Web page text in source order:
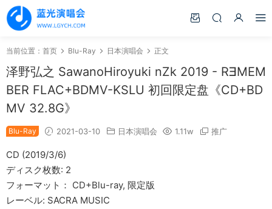
当前位置： 首页 Blu-Ray 日本演唱会 正文
泽野弘之 SawanoHiroyuki nZk 2019 - R∃MEM
BER FLAC+BDMV-KSLU 初回限定盘《CD+BD
MV 32.8G》
Blu-Ray 2021-03-10 日本演唱会 1.11w 推广
CD (2019/3/6)
ディスク枚数: 2
フォーマット： CD+Blu-ray, 限定版
レーベル: SACRA MUSIC